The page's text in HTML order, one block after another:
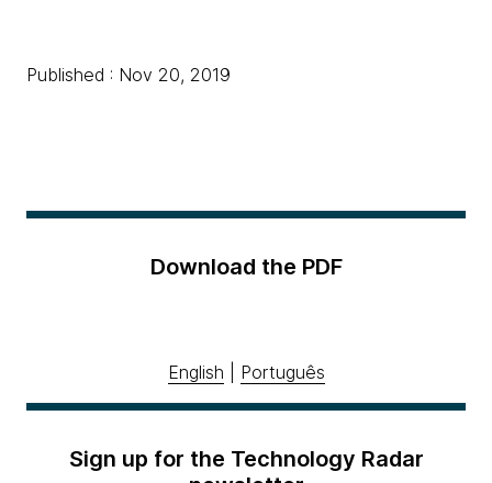
Published : Nov 20, 2019
Download the PDF
English Português
Sign up for the Technology Radar